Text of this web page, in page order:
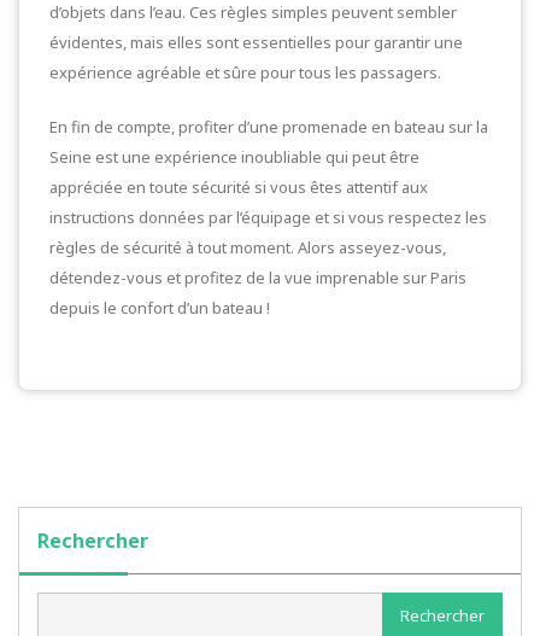
d’objets dans l’eau. Ces règles simples peuvent sembler
évidentes, mais elles sont essentielles pour garantir une
expérience agréable et sûre pour tous les passagers.
En fin de compte, profiter d’une promenade en bateau sur la
Seine est une expérience inoubliable qui peut être
appréciée en toute sécurité si vous êtes attentif aux
instructions données par l’équipage et si vous respectez les
règles de sécurité à tout moment. Alors asseyez-vous,
détendez-vous et profitez de la vue imprenable sur Paris
depuis le confort d’un bateau !
Rechercher
Rechercher